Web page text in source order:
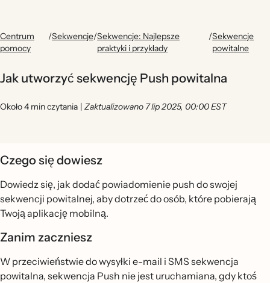
Centrum
pomocy
/Sekwencje/Sekwencje: Najlepsze
praktyki i przykłady
/Sekwencje
powitalne
Jak utworzyć sekwencję Push powitalna
Około 4 min czytania | Zaktualizowano 7 lip 2025, 00:00 EST
Czego się dowiesz
Dowiedz się, jak dodać powiadomienie push do swojej
sekwencji powitalnej, aby dotrzeć do osób, które pobierają
Twoją aplikację mobilną.
Zanim zaczniesz
W przeciwieństwie do wysyłki e-mail i SMS sekwencja
powitalna, sekwencja Push nie jest uruchamiana, gdy ktoś